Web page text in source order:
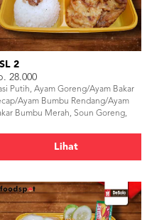
2
28.000
Putih, Ayam Goreng/Ayam Bakar
Ayam Bumbu Rendang/Ayam
Bumbu Merah, Soun Goreng,
Lihat